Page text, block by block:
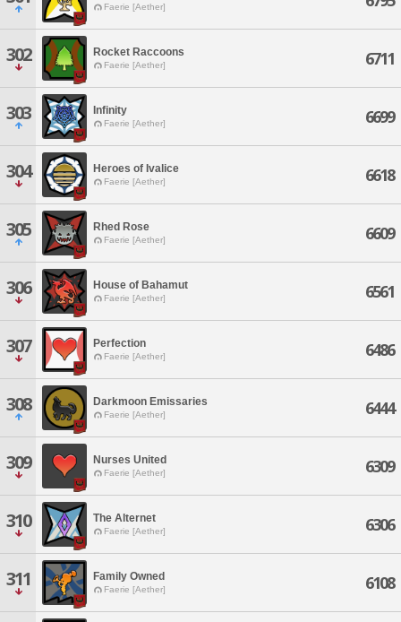
Faerie [Aether]
302 Rocket Raccoons
Faerie [Aether] 6711
303 Infinity
Faerie [Aether] 6699
304 Heroes of Ivalice
Faerie [Aether] 6618
305 Rhed Rose
Faerie [Aether] 6609
306 House of Bahamut
Faerie [Aether] 6561
307 Perfection
Faerie [Aether] 6486
308 Darkmoon Emissaries
Faerie [Aether] 6444
309 Nurses United
Faerie [Aether] 6309
310 The Alternet
Faerie [Aether] 6306
311 Family Owned
Faerie [Aether] 6108